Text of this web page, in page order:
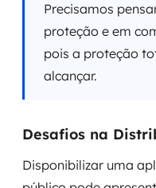
Precisamos
proteção e em
pois a proteção
alcançar.
Desafios na
Disponibilizar uma